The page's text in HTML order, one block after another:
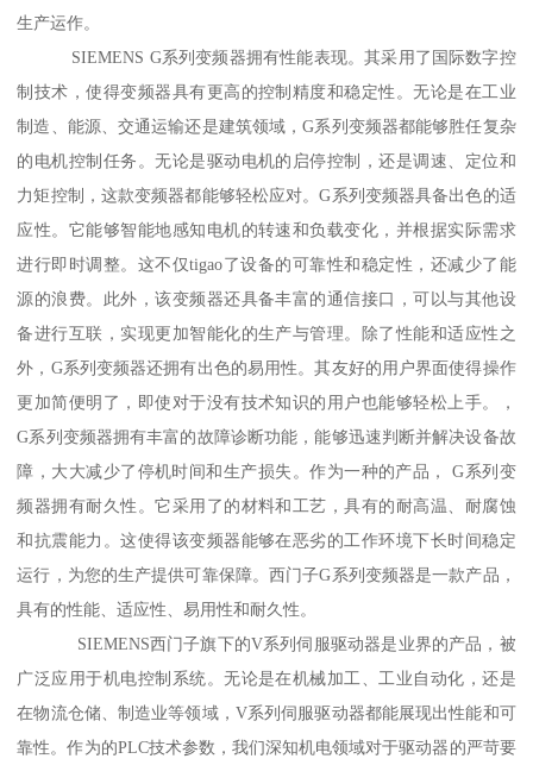
生产运作。
SIEMENS G系列变频器拥有性能表现。其采用了国际数字控
制技术，使得变频器具有更高的控制精度和稳定性。无论是在工业
制造、能源、交通运输还是建筑领域，G系列变频器都能够胜任复杂
的电机控制任务。无论是驱动电机的启停控制，还是调速、定位和
力矩控制，这款变频器都能够轻松应对。G系列变频器具备出色的适
应性。它能够智能地感知电机的转速和负载变化，并根据实际需求
进行即时调整。这不仅tigao了设备的可靠性和稳定性，还减少了能
源的浪费。此外，该变频器还具备丰富的通信接口，可以与其他设
备进行互联，实现更加智能化的生产与管理。除了性能和适应性之
外，G系列变频器还拥有出色的易用性。其友好的用户界面使得操作
更加简便明了，即使对于没有技术知识的用户也能够轻松上手。，
G系列变频器拥有丰富的故障诊断功能，能够迅速判断并解决设备故
障，大大减少了停机时间和生产损失。作为一种的产品， G系列变
频器拥有耐久性。它采用了的材料和工艺，具有的耐高温、耐腐蚀
和抗震能力。这使得该变频器能够在恶劣的工作环境下长时间稳定
运行，为您的生产提供可靠保障。西门子G系列变频器是一款产品，
具有的性能、适应性、易用性和耐久性。
SIEMENS西门子旗下的V系列伺服驱动器是业界的产品，被
广泛应用于机电控制系统。无论是在机械加工、工业自动化，还是
在物流仓储、制造业等领域，V系列伺服驱动器都能展现出性能和可
靠性。作为的PLC技术参数，我们深知机电领域对于驱动器的严苛要